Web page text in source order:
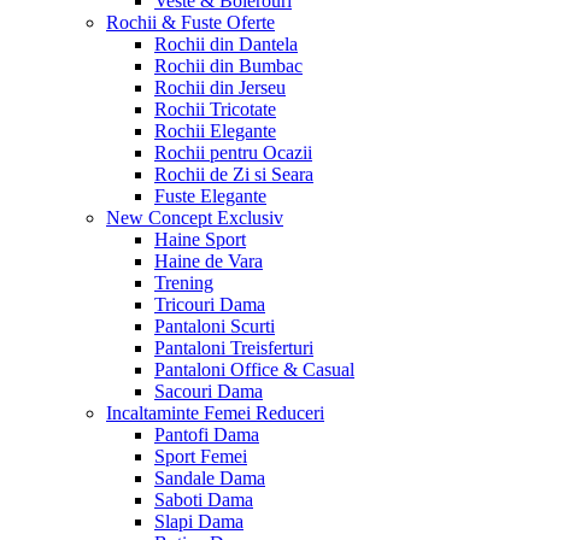
Rochii & Fuste Oferte
Rochii din Dantela
Rochii din Bumbac
Rochii din Jerseu
Rochii Tricotate
Rochii Elegante
Rochii pentru Ocazii
Rochii de Zi si Seara
Fuste Elegante
New Concept Exclusiv
Haine Sport
Haine de Vara
Trening
Tricouri Dama
Pantaloni Scurti
Pantaloni Treisferturi
Pantaloni Office & Casual
Sacouri Dama
Incaltaminte Femei Reduceri
Pantofi Dama
Sport Femei
Sandale Dama
Saboti Dama
Slapi Dama